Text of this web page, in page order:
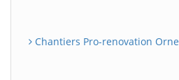
Chantiers Pro-renovation Orne